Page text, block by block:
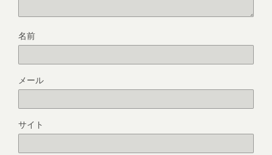
名前
メール
サイト